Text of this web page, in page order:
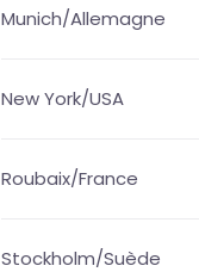
Munich/Allemagne
New York/USA
Roubaix/France
Stockholm/Suède